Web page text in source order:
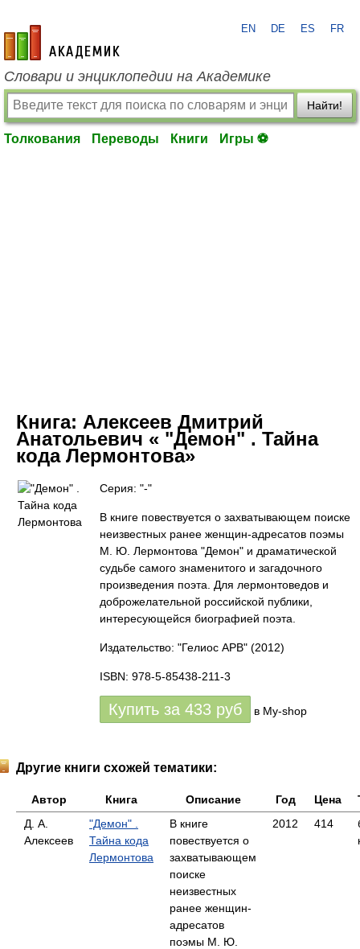
academic.ru
EN DE ES FR
Словари и энциклопедии на Академике
Найти!
Толкования Переводы Книги Игры ⚽
Книга: Алексеев Дмитрий
Анатольевич « "Демон" . Тайна
кода Лермонтова»
Серия: "-"
В книге повествуется о захватывающем поиске
неизвестных ранее женщин-адресатов поэмы
М. Ю. Лермонтова "Демон" и драматической
судьбе самого знаменитого и загадочного
произведения поэта. Для лермонтоведов и
доброжелательной российской публики,
интересующейся биографией поэта.
Издательство: "Гелиос АРВ" (2012)
ISBN: 978-5-85438-211-3
Купить за 433 руб в My-shop
Другие книги схожей тематики:
Автор Книга Описание Год Цена
Д. А.
Алексеев
"Демон" .
Тайна кода
Лермонтова
В книге
повествуется о
захватывающем
поиске
неизвестных
ранее женщин-
адресатов
поэмы М. Ю.
2012 414